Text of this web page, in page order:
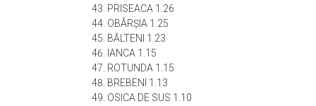
PRISEACA 1.26
OBÂRŞIA 1.25
BĂLTENI 1.23
IANCA 1.15
ROTUNDA 1.15
BREBENI 1.13
OSICA DE SUS 1.10